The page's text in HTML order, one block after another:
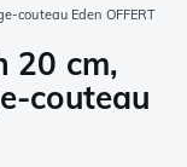
couteau Eden OFFERT
20 cm,
couteau